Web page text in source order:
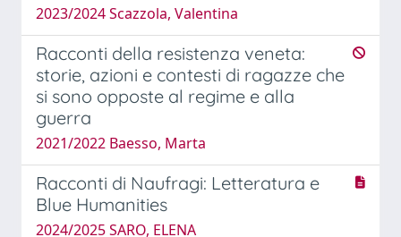
2023/2024 Scazzola, Valentina
Racconti della resistenza veneta:
storie, azioni e contesti di ragazze che
si sono opposte al regime e alla
guerra
2021/2022 Baesso, Marta
Racconti di Naufragi: Letteratura e
Blue Humanities
2024/2025 SARO, ELENA